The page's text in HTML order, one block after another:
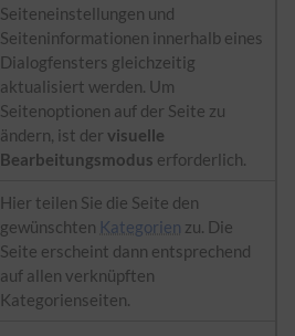
Seiteneinstellungen und
Seiteninformationen innerhalb eines
Dialogfensters gleichzeitig
aktualisiert werden. Um
Seitenoptionen auf der Seite zu
ändern, ist der visuelle
Bearbeitungsmodus erforderlich.
Hier teilen Sie die Seite den
gewünschten Kategorien zu. Die
Seite erscheint dann entsprechend
auf allen verknüpften
Kategorienseiten.